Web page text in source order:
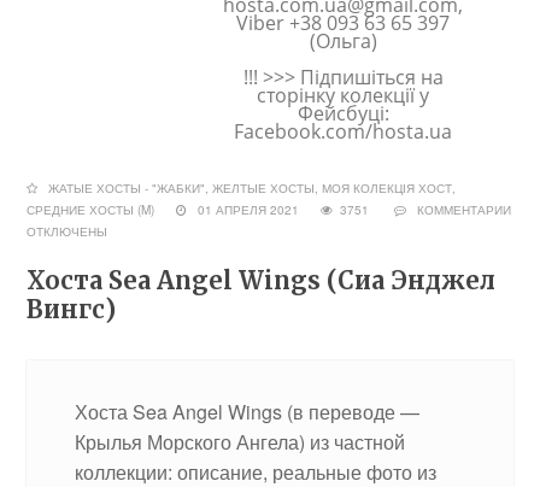
Viber +38 093 63 65 397
(Ольга)
!!! >>> Підпишіться на
сторінку колекції у
Фейсбуці:
Facebook.com/hosta.ua
ЖАТЫЕ ХОСТЫ - "ЖАБКИ",ЖЕЛТЫЕ ХОСТЫ, МОЯ КОЛЕКЦІЯ ХОСТ,
СРЕДНИЕ ХОСТЫ (M)
01 АПРЕЛЯ 2021 3751
КОММЕНТАРИИ
ОТКЛЮЧЕНЫ
Хоста Sea Angel Wings (Сиа Энджел
Вингс)
Хоста Sea Angel Wings (в переводе —
Крылья Морского Ангела) из частной
коллекции: описание, реальные фото из